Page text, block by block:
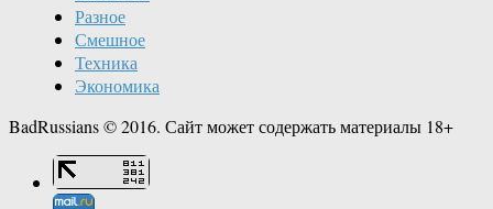
Разное
Смешное
Техника
Экономика
BadRussians © 2016. Сайт может содержать материалы 18+